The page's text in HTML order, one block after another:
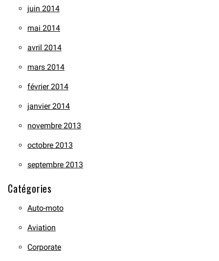
juin 2014
mai 2014
avril 2014
mars 2014
février 2014
janvier 2014
novembre 2013
octobre 2013
septembre 2013
Catégories
Auto-moto
Aviation
Corporate